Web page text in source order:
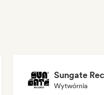
Sungate
Wytwórnia